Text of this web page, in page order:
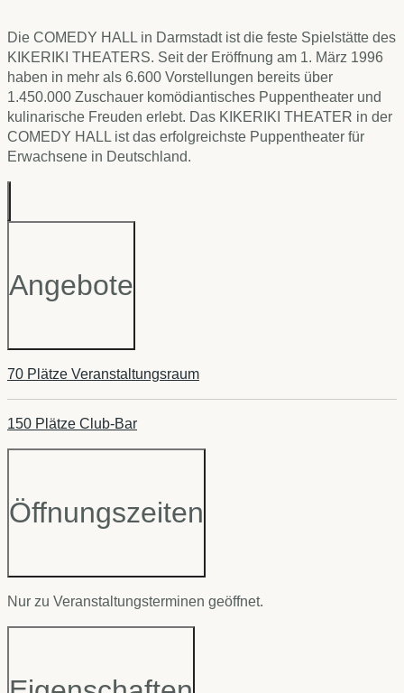
Die COMEDY HALL in Darmstadt ist die feste Spielstätte des
KIKERIKI THEATERS. Seit der Eröffnung am 1. März 1996
haben in mehr als 6.600 Vorstellungen bereits über
1.450.000 Zuschauer komödiantisches Puppentheater und
kulinarische Freuden erlebt. Das KIKERIKI THEATER in der
COMEDY HALL ist das erfolgreichste Puppentheater für
Erwachsene in Deutschland.
Angebote
70 Plätze Veranstaltungsraum
150 Plätze Club-Bar
Öffnungszeiten
Nur zu Veranstaltungsterminen geöffnet.